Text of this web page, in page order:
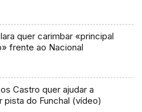
quer carimbar «principal
frente ao Nacional
Castro quer ajudar a
pista do Funchal (vídeo)